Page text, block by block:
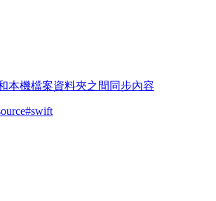
本機檔案資料夾之間同步內容
#swift